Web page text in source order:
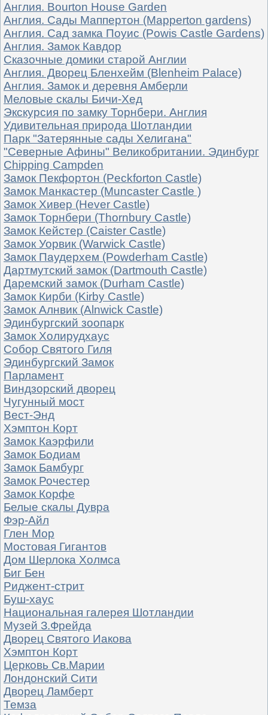
Англия. Bourton House Garden
Англия. Сады Маппертон (Mapperton gardens)
Англия. Сад замка Поуис (Powis Castle Gardens)
Англия. Замок Кавдор
Сказочные домики старой Англии
Англия. Дворец Бленхейм (Blenheim Palace)
Англия. Замок и деревня Амберли
Меловые скалы Бичи-Хед
Экскурсия по замку Торнбери. Англия
Удивительная природа Шотландии
Парк "Затерянные сады Хелигана"
"Северные Афины" Великобритании. Эдинбург
Chipping Campden
Замок Пекфортон (Peckforton Castle)
Замок Манкастер (Muncaster Castle )
Замок Хивер (Hever Castle)
Замок Торнбери (Thornbury Castle)
Замок Кейстер (Caister Castle)
Замок Уорвик (Warwick Castle)
Замок Паудерхем (Powderham Castle)
Дартмутский замок (Dartmouth Castle)
Даремский замок (Durham Castle)
Замок Кирби (Kirby Castle)
Замок Алнвик (Alnwick Castle)
Эдинбургский зоопарк
Замок Холирудхаус
Собор Святого Гиля
Эдинбургский Замок
Парламент
Виндзорский дворец
Чугунный мост
Вест-Энд
Хэмптон Корт
Замок Каэрфили
Замок Бодиам
Замок Бамбург
Замок Рочестер
Замок Корфе
Белые скалы Дувра
Фэр-Айл
Глен Мор
Мостовая Гигантов
Дом Шерлока Холмса
Биг Бен
Риджент-стрит
Буш-хаус
Национальная галерея Шотландии
Музей З.Фрейда
Дворец Святого Иакова
Хэмптон Корт
Церковь Св.Марии
Лондонский Сити
Дворец Ламберт
Темза